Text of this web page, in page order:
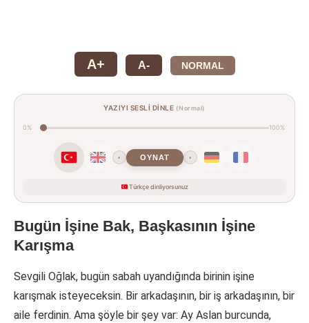
A+ A- NORMAL
YAZIYI SESLİ DİNLE (Normal)
0% 100%
‹ OYNAT ›
Türkçe dinliyorsunuz
Bugün İşine Bak, Başkasının İşine
Karışma
Sevgili Oğlak, bugün sabah uyandığında birinin işine
karışmak isteyeceksin. Bir arkadaşının, bir iş arkadaşının, bir
aile ferdinin. Ama şöyle bir şey var: Ay Aslan burcunda,